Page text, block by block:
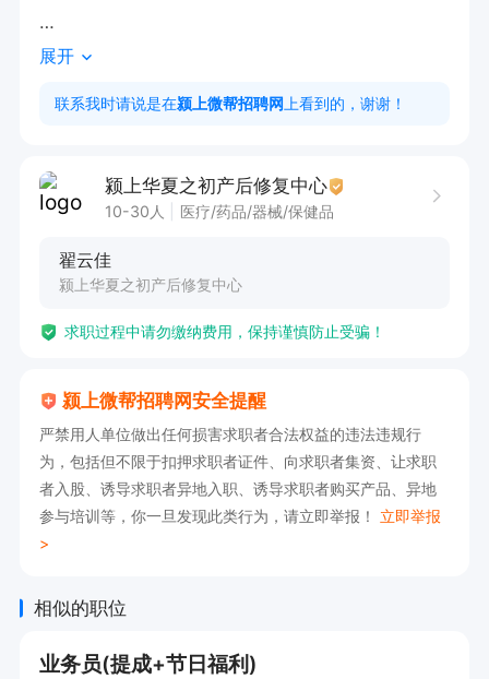
福利待遇：节日福利，绩效奖，全勤奖
展开
联系我时请说是在颍上微帮招聘网 上看到的，谢谢！
颍上华夏之初产后修复中心
10-30人 医疗/药品/器械/保健品
翟云佳
颍上华夏之初产后修复中心
求职过程中请勿缴纳费用，保持谨慎防止受骗！
颍上微帮招聘网安全提醒
严禁用人单位做出任何损害求职者合法权益的违法违规行
为，包括但不限于扣押求职者证件、向求职者集资、让求职
者入股、诱导求职者异地入职、诱导求职者购买产品、异地
参与培训等，你一旦发现此类行为，请立即举报！ 立即举报
>
相似的职位
业务员(提成+节日福利)